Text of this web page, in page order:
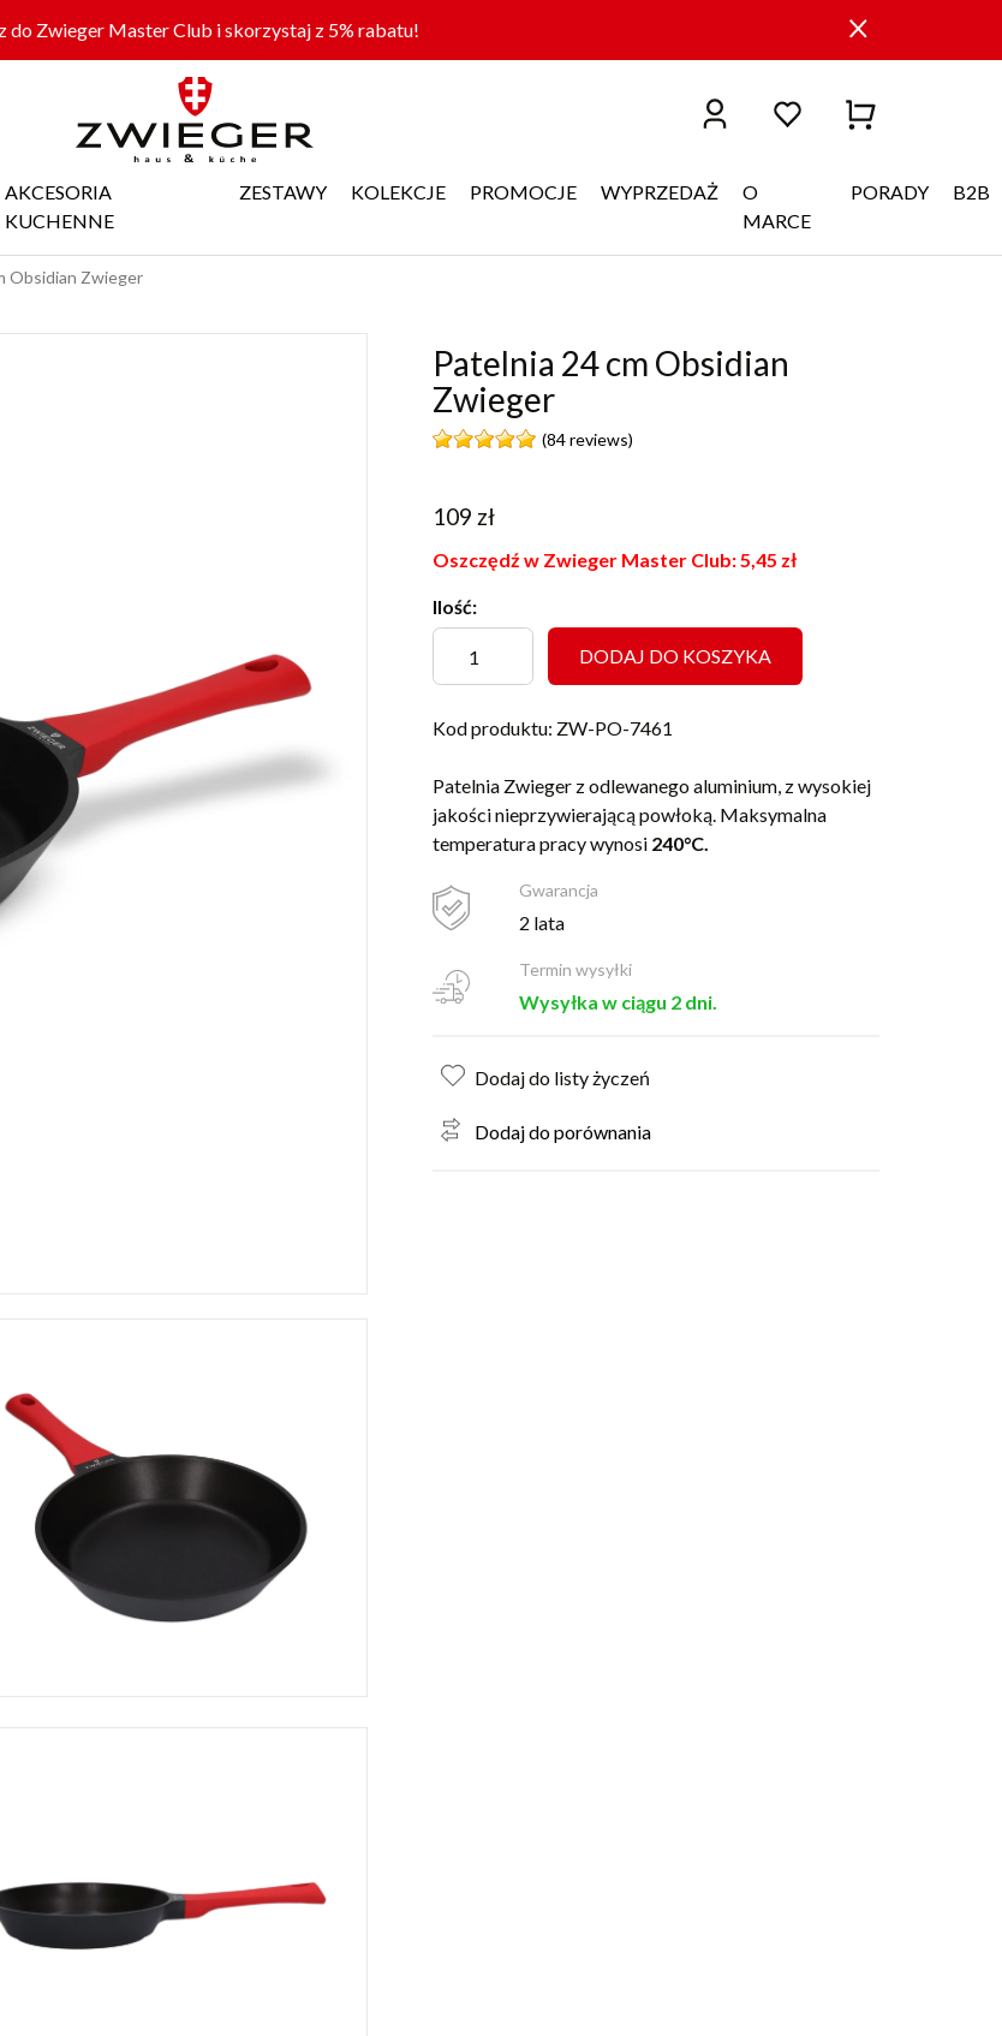
do Zwieger Master Club i skorzystaj z 5% rabatu!
AKCESORIA
KUCHENNE
ZESTAWY KOLEKCJE PROMOCJE WYPRZEDAŻ
O
MARCE
PORADY B2B
Obsidian Zwieger
Patelnia 24 cm Obsidian
Zwieger
(84 reviews)
109 zł
Oszczędź w Zwieger Master Club:5,45 zł
Ilość:
DODAJ DO KOSZYKA
Kod produktu: ZW-PO-7461
Patelnia Zwieger z odlewanego aluminium, z wysokiej
jakości nieprzywierającą powłoką. Maksymalna
temperatura pracy wynosi 240°C.
Gwarancja
2 lata
Termin wysyłki
Wysyłka w ciągu 2 dni.
Dodaj do listy życzeń
Dodaj do porównania